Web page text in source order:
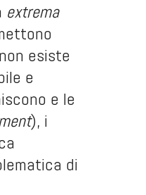
extrema
esiste
e
e le
), i
di